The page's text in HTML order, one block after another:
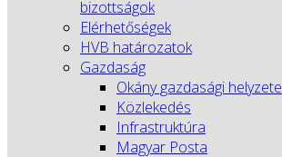
bizottságok
Elérhetőségek
HVB határozatok
Gazdaság
Okány gazdasági helyzete
Közlekedés
Infrastruktúra
Magyar Posta